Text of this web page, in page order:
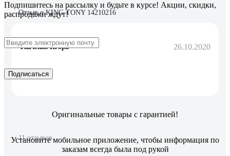
Отзыв о KING TONY 14210216
Ткаченко Игорь 26.10.2020
длина
11 отзывов
Подпишитесь на рассылку и будьте в курсе! Акции, скидки,
распродажи ждут!
Подписаться
Оригинальные товары с гарантией!
Установите мобильное приложение, чтобы информация по
заказам всегда была под рукой